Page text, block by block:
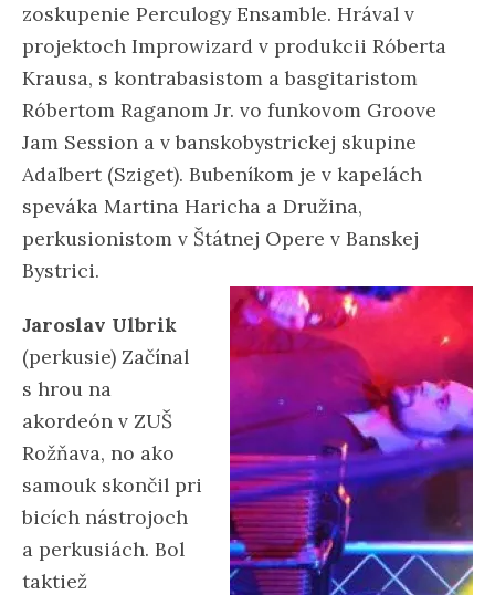
zoskupenie Perculogy Ensamble. Hrával v
projektoch Improwizard v produkcii Róberta
Krausa, s kontrabasistom a basgitaristom
Róbertom Raganom Jr. vo funkovom Groove
Jam Session a v banskobystrickej skupine
Adalbert (Sziget). Bubeníkom je v kapelách
speváka Martina Haricha a Družina,
perkusionistom v Štátnej Opere v Banskej
Bystrici.
Jaroslav Ulbrik
(perkusie) Začínal
s hrou na
akordeón v ZUŠ
Rožňava, no ako
samouk skončil pri
bicích nástrojoch
a perkusiách. Bol
taktiež